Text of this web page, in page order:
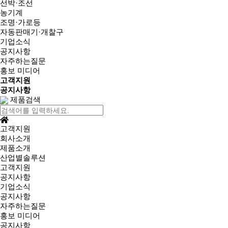
선박·조선
농기계
조명·가로등
자동판매기·개찰구
기업소식
공지사항
자주하는질문
홍보 미디어
고객지원
공지사항
제품검색
고객지원
회사소개
제품소개
산업별솔루션
고객지원
공지사항
기업소식
공지사항
자주하는질문
홍보 미디어
공지사항